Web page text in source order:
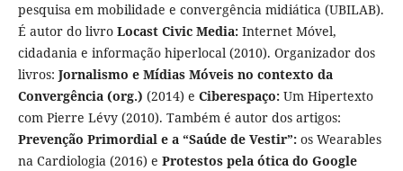
pesquisa em mobilidade e convergência midiática (UBILAB).
É autor do livroLocast Civic Media: Internet Móvel,
cidadania e informação hiperlocal (2010). Organizador dos
livros: Jornalismo e Mídias Móveis no contexto da
Convergência (org.) (2014) e Ciberespaço:Um Hipertexto
com Pierre Lévy (2010). Também é autor dos artigos:
Prevenção Primordial e a “Saúde de Vestir”: os Wearables
na Cardiologia (2016) e Protestos pela ótica do Google